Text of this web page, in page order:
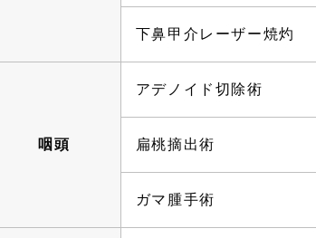
下鼻甲介レーザー焼灼
咽頭
アデノイド切除術
扁桃摘出術
ガマ腫手術